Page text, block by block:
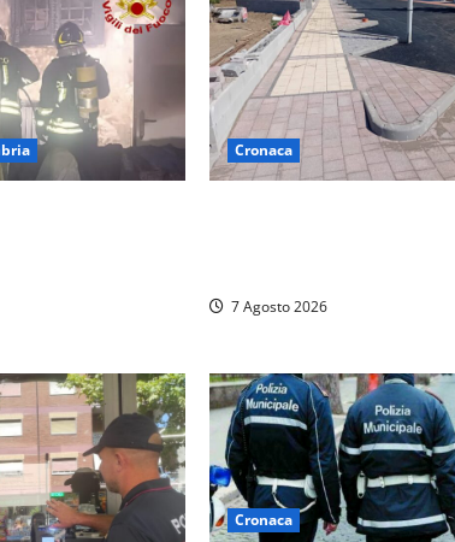
Cronaca
7 Agosto 2026
Cronaca